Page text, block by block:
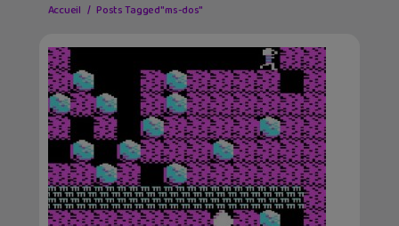
Accueil Posts Tagged "ms-dos"